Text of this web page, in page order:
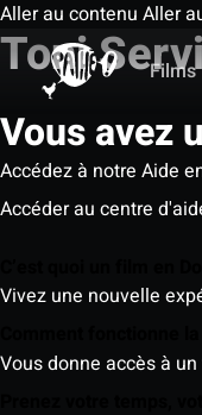
Aller au contenu Aller
Films
Toni
Vous avez
Accédez à notre Aide
Accéder au centre
Vivez une nouvelle
Vous donne accès à